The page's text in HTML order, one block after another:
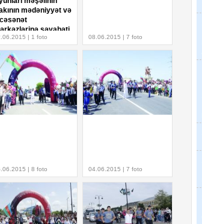
mədəniyyət və
səyahəti
| 1 foto 08.06.2015 | 7 foto
| 8 foto 04.06.2015 | 7 foto